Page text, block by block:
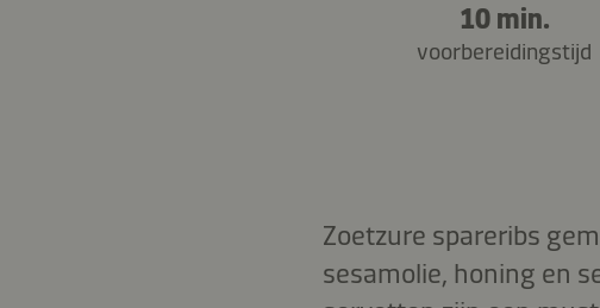
10 min.
voorbereidingstijd
Zoetzure spareribs
sesamolie, honing en